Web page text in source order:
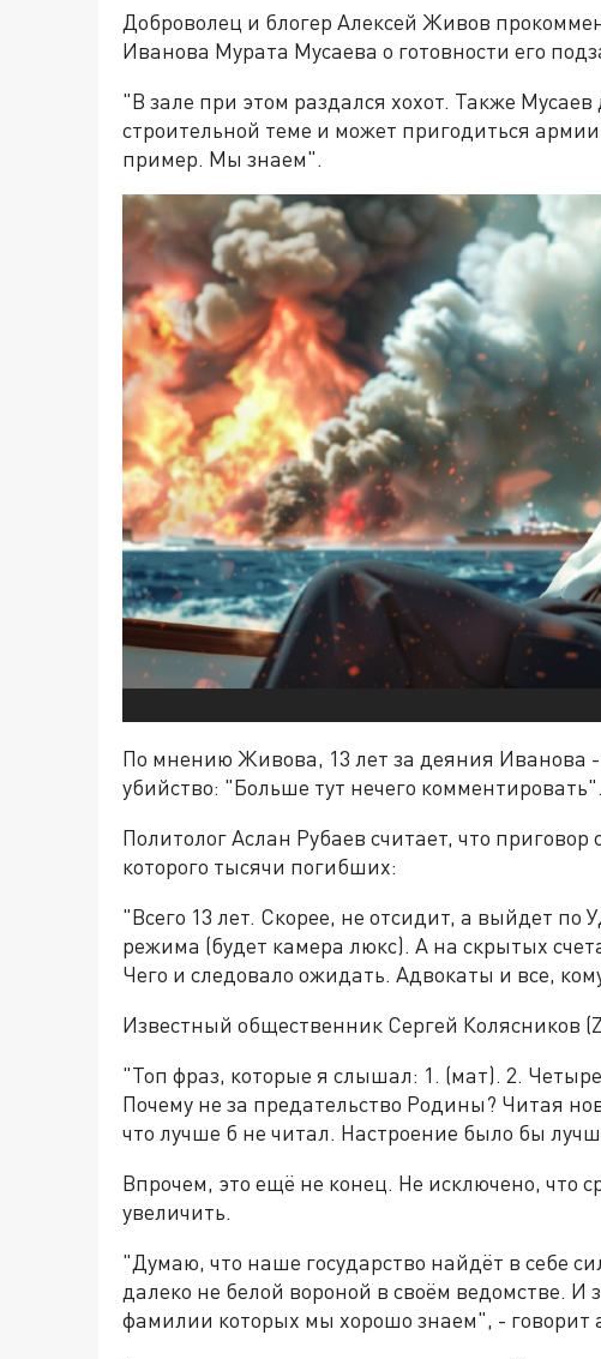
Доброволец и блогер Алексей Живов
Иванова Мурата Мусаева о готовности его
"В зале при этом раздался хохот. Также
строительной теме и может пригодиться
пример. Мы знаем".
По мнению Живова, 13 лет за деяния Иванова
убийство: "Больше тут нечего комментировать".
Политолог Аслан Рубаев считает, что
которого тысячи погибших:
"Всего 13 лет. Скорее, не отсидит, а выйдет по
режима (будет камера люкс). А на скрытых
Чего и следовало ожидать. Адвокаты и все,
Известный общественник Сергей Колясников
"Топ фраз, которые я слышал: 1. (мат). 2.
Почему не за предательство Родины? Читая
что лучше б не читал. Настроение было бы
Впрочем, это ещё не конец. Не исключено, что
увеличить.
"Думаю, что наше государство найдёт в себе
далеко не белой вороной в своём ведомстве.
фамилии которых мы хорошо знаем", - говорит